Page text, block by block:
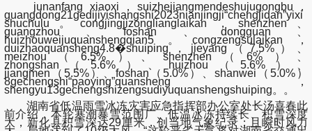
junanfang xiaoxi，suizhejiangmendeshujugongbu，
guangdong21gedijiyishangshi2023nianjingji“chengjidan”yixi
shuchulu。congjingjizonglianglaikan，shenzhen、
guangzhou、foshan、dongguan、
huizhouweijuquanshengqian5。congzengsulaikan，
duizhaoquansheng4.8�shuiping，jieyang（7.5%）、
meizhou（6.5%）、shenzhen（6%）、
zhongshan（5.6%）、huizhou（5.6%）、
jiangmen（5.5%）、foshan（5.0%）、shanwei（5.0%）
8gechengshi“paoying”quansheng，
shengyu13gechengshizengsudiyuquanshengshuiping。。
湖南省低温雨雪冰冻灾害应急指挥部办公室处长汤喜春此
前介绍，本轮寒潮暴雪范围广、低温冰冻持续长、积雪深度
大，新化县积雪深达29厘米，创当地气象纪录；且瞬时风力